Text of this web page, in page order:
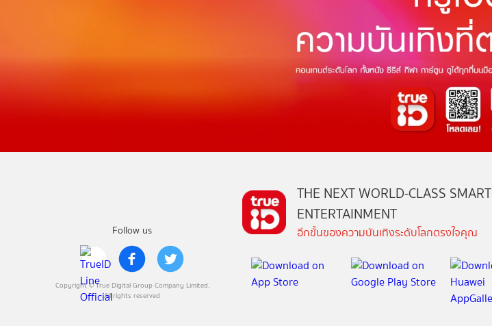
Follow us
Copyright © True Digital Group Company Limited.
All rights reserved
THE NEXT WORLD-CLASS SMART
ENTERTAINMENT
อีกขั้นของความบันเทิงระดับโลกตรงใจคุณ